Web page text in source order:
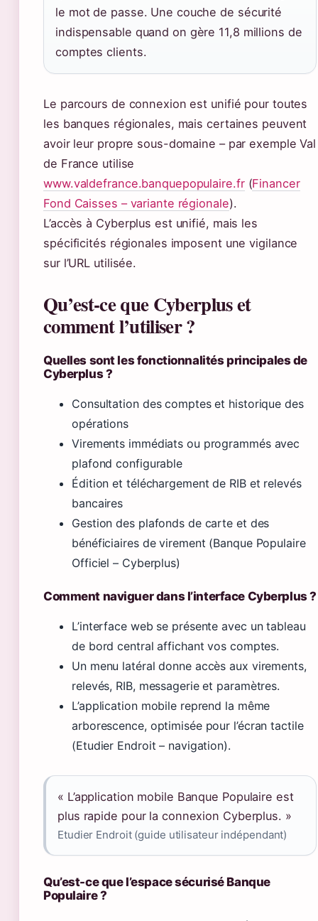
le mot de passe. Une couche de sécurité
indispensable quand on gère 11,8 millions de
comptes clients.
Le parcours de connexion est unifié pour toutes
les banques régionales, mais certaines peuvent
avoir leur propre sous-domaine – par exemple Val
de France utilise
www.valdefrance.banquepopulaire.fr(Financer
Fond Caisses – variante régionale).
L’accès à Cyberplus est unifié, mais les
spécificités régionales imposent une vigilance
sur l’URL utilisée.
Qu’est-ce que Cyberplus et
comment l’utiliser ?
Quelles sont les fonctionnalités principales de
Cyberplus ?
Consultation des comptes et historique des
opérations
Virements immédiats ou programmés avec
plafond configurable
Édition et téléchargement de RIB et relevés
bancaires
Gestion des plafonds de carte et des
bénéficiaires de virement (Banque Populaire
Officiel – Cyberplus)
Comment naviguer dans l’interface Cyberplus ?
L’interface web se présente avec un tableau
de bord central affichant vos comptes.
Un menu latéral donne accès aux virements,
relevés, RIB, messagerie et paramètres.
L’application mobile reprend la même
arborescence, optimisée pour l’écran tactile
(Etudier Endroit – navigation).
« L’application mobile Banque Populaire est
plus rapide pour la connexion Cyberplus. »
Etudier Endroit (guide utilisateur indépendant)
Qu’est-ce que l’espace sécurisé Banque
Populaire ?